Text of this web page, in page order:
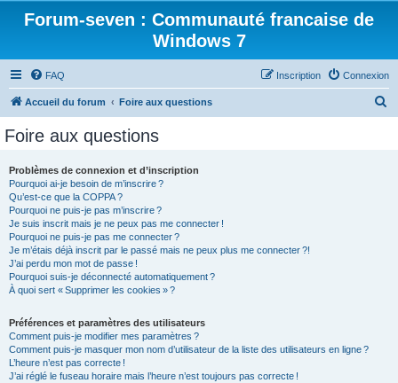
Forum-seven : Communauté francaise de
Windows 7
FAQ Connexion
Inscription
Accueil du forum Foire aux questions
Foire aux questions
Problèmes de connexion et d’inscription
Pourquoi ai-je besoin de m’inscrire ?
Qu’est-ce que la COPPA ?
Pourquoi ne puis-je pas m’inscrire ?
Je suis inscrit mais je ne peux pas me connecter !
Pourquoi ne puis-je pas me connecter ?
Je m’étais déjà inscrit par le passé mais ne peux plus me connecter ?!
J’ai perdu mon mot de passe !
Pourquoi suis-je déconnecté automatiquement ?
À quoi sert « Supprimer les cookies » ?
Préférences et paramètres des utilisateurs
Comment puis-je modifier mes paramètres ?
Comment puis-je masquer mon nom d’utilisateur de la liste des utilisateurs en ligne ?
L’heure n’est pas correcte !
J’ai réglé le fuseau horaire mais l’heure n’est toujours pas correcte !